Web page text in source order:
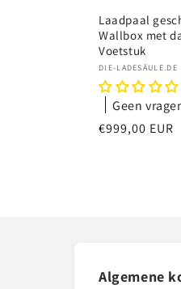
Laadpaal
Wallbox met
Voetstuk
Verkoper:
DIE-LADESÄULE.DE
Geen
Normale
€999,00 EUR
Algemene